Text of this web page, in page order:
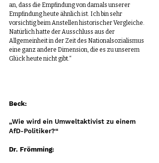
an, dass die Empfindung von damals unserer
Empfindung heute ähnlich ist. Ich bin sehr
vorsichtig beim Anstellen historischer Vergleiche.
Natürlich hatte der Ausschluss aus der
Allgemeinheit in der Zeit des Nationalsozialismus
eine ganz andere Dimension, die es zu unserem
Glück heute nicht gibt.“
Beck:
„Wie wird ein Umweltaktivist zu einem
AfD-Politiker?“
Dr. Frömming: